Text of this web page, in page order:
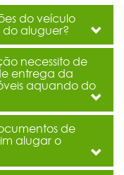
do veículo
aluguer?
necessito de
entrega da
aquando do
de
alugar o